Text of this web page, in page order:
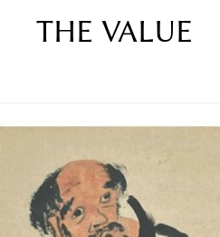
THE VALUE